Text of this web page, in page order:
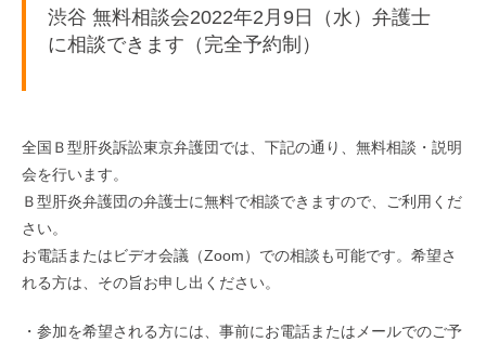
渋谷 無料相談会2022年2月9日（水）弁護士
に相談できます（完全予約制）
全国Ｂ型肝炎訴訟東京弁護団では、下記の通り、無料相談・説明
会を行います。
Ｂ型肝炎弁護団の弁護士に無料で相談できますので、ご利用くだ
さい。
お電話またはビデオ会議（Zoom）での相談も可能です。希望さ
れる方は、その旨お申し出ください。
・参加を希望される方には、事前にお電話またはメールでのご予